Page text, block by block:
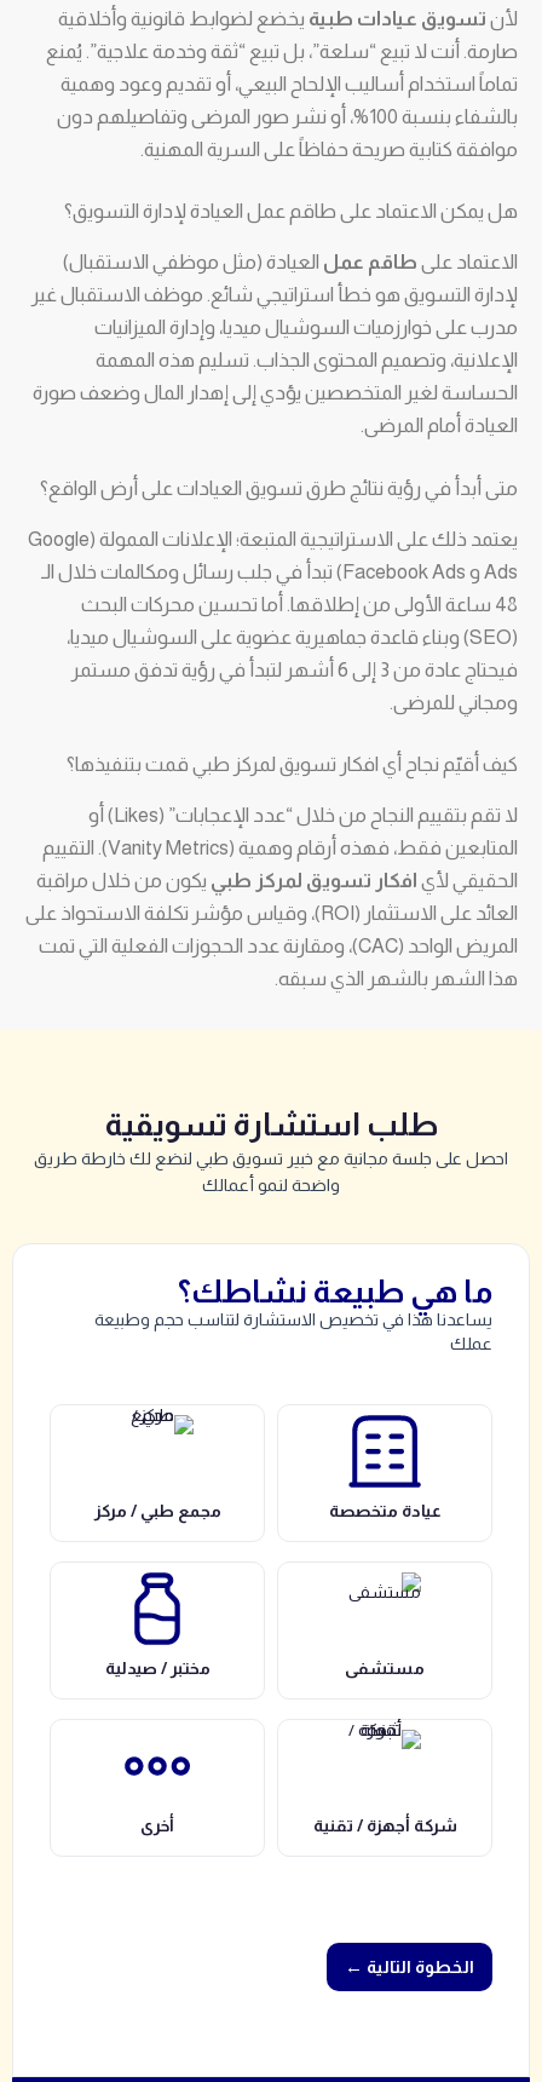
لأن تسويق عيادات طبية يخضع لضوابط قانونية وأخلاقية
صارمة. أنت لا تبيع “سلعة”، بل تبيع “ثقة وخدمة علاجية”. يُمنع
تماماً استخدام أساليب الإلحاح البيعي، أو تقديم وعود وهمية
بالشفاء بنسبة 100%، أو نشر صور المرضى وتفاصيلهم دون
موافقة كتابية صريحة حفاظاً على السرية المهنية.
هل يمكن الاعتماد على طاقم عمل العيادة لإدارة التسويق؟
الاعتماد على طاقم عمل العيادة (مثل موظفي الاستقبال)
لإدارة التسويق هو خطأ استراتيجي شائع. موظف الاستقبال غير
مدرب على خوارزميات السوشيال ميديا، وإدارة الميزانيات
الإعلانية، وتصميم المحتوى الجذاب. تسليم هذه المهمة
الحساسة لغير المتخصصين يؤدي إلى إهدار المال وضعف صورة
العيادة أمام المرضى.
متى أبدأ في رؤية نتائج طرق تسويق العيادات على أرض الواقع؟
يعتمد ذلك على الاستراتيجية المتبعة؛ الإعلانات الممولة (Google
Ads و Facebook Ads) تبدأ في جلب رسائل ومكالمات خلال الـ
48 ساعة الأولى من إطلاقها. أما تحسين محركات البحث
(SEO) وبناء قاعدة جماهيرية عضوية على السوشيال ميديا،
فيحتاج عادة من 3 إلى 6 أشهر لتبدأ في رؤية تدفق مستمر
ومجاني للمرضى.
كيف أقيّم نجاح أي افكار تسويق لمركز طبي قمت بتنفيذها؟
لا تقم بتقييم النجاح من خلال “عدد الإعجابات” (Likes) أو
المتابعين فقط، فهذه أرقام وهمية (Vanity Metrics). التقييم
الحقيقي لأي افكار تسويق لمركز طبي يكون من خلال مراقبة
العائد على الاستثمار (ROI)، وقياس مؤشر تكلفة الاستحواذ على
المريض الواحد (CAC)، ومقارنة عدد الحجوزات الفعلية التي تمت
هذا الشهر بالشهر الذي سبقه.
طلب استشارة تسويقية
احصل على جلسة مجانية مع خبير تسويق طبي لنضع لك خارطة طريق
واضحة لنمو أعمالك
ما هي طبيعة نشاطك؟
يساعدنا هذا في تخصيص الاستشارة لتناسب حجم وطبيعة
عملك
عيادة متخصصة مجمع طبي / مركز
مستشفى مختبر / صيدلية
شركة أجهزة / تقنية أخرى
← الخطوة التالية